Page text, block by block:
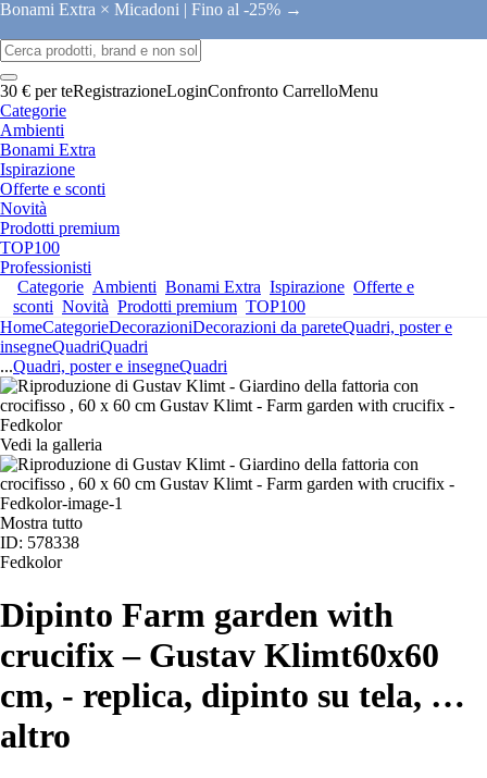
Bonami Extra × Micadoni | Fino al -25% →
30 € per teRegistrazioneLoginConfronto CarrelloMenu
Categorie
Ambienti
Bonami Extra
Ispirazione
Offerte e sconti
Novità
Prodotti premium
TOP100
Professionisti
Categorie Ambienti Bonami Extra Ispirazione Offerte e
sconti Novità Prodotti premium TOP100
HomeCategorieDecorazioniDecorazioni da pareteQuadri, poster e
insegneQuadriQuadri
...Quadri, poster e insegneQuadri
Vedi la galleria
Mostra tutto
ID: 578338
Fedkolor
Dipinto Farm garden with
crucifix – Gustav Klimt60x60
cm, - replica, dipinto su tela, …
altro